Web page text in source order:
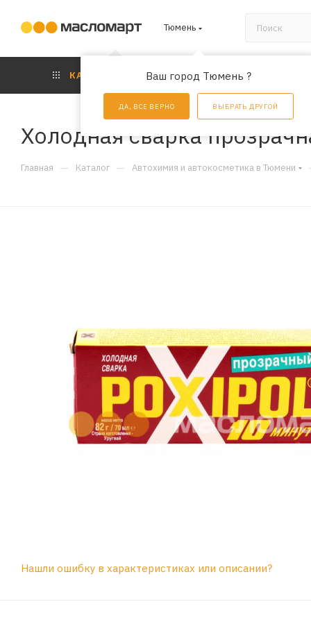
Тюмень
Ваш город Тюмень ?
ДА, ВСЕ ВЕРНО ВЫБРАТЬ ДРУГОЙ
КАТАЛОГ АКЦИИ
Холодная сварка
Главная — Каталог — Автохимия и автокосметика в Тюмени
Нашли ошибку в характеристиках или описании?